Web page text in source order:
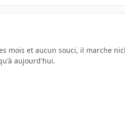
mois et aucun souci, il marche
aujourd'hui.